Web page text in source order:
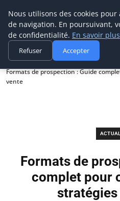
Prospection Pro
Accueil
Actualité
Formats de prospection : Guide
vente
Formats de
complet pour
stratégies
Nous utilisons des cookies
de navigation. En poursuivant,
de confidentialité. En savoir plus
Refuser Accepter